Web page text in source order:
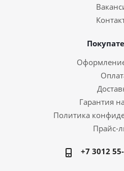
Гарантия
Политика
Прайс-
+7 3012